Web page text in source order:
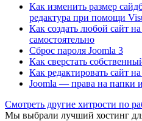
Как изменить размер
редактура при помощи
Как создать любой сайт
самостоятельно
Сброс пароля Joomla 3
Как сверстать
Как редактировать сайт
Joomla — права на папки
Cмотреть другие хитрости по
Мы выбрали лучший хостинг